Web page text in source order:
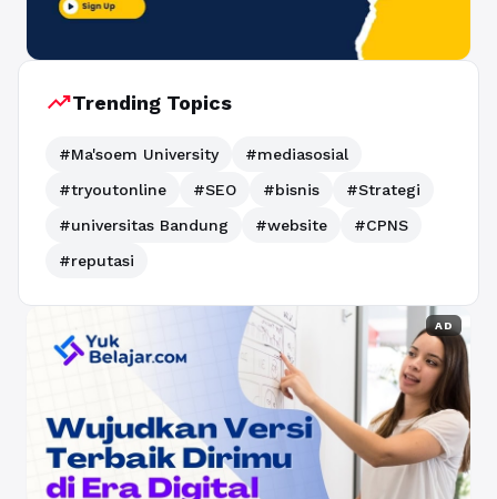
trending_upTrending Topics
#Ma'soem University
#mediasosial
#tryoutonline
#SEO #bisnis
#Strategi
#universitas Bandung
#website
#CPNS
#reputasi
AD